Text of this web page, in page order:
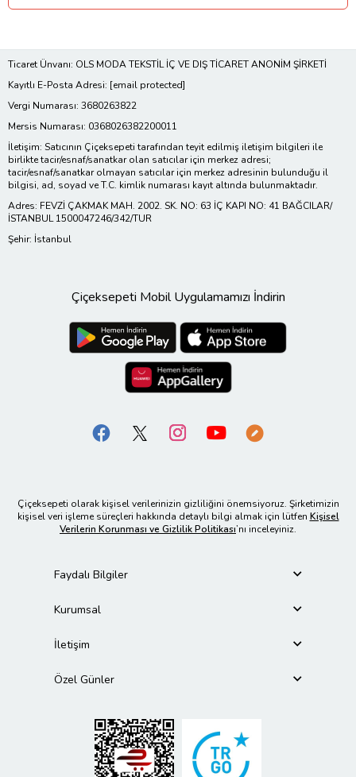
Ticaret Ünvanı: OLS MODA TEKSTİL İÇ VE DIŞ TİCARET ANONİM ŞİRKETİ
Kayıtlı E-Posta Adresi: [email protected]
Vergi Numarası: 3680263822
Mersis Numarası: 0368026382200011
İletişim: Satıcının Çiçeksepeti tarafından teyit edilmiş iletişim bilgileri ile
birlikte tacir/esnaf/sanatkar olan satıcılar için merkez adresi;
tacir/esnaf/sanatkar olmayan satıcılar için merkez adresinin bulunduğu il
bilgisi, ad, soyad ve T.C. kimlik numarası kayıt altında bulunmaktadır.
Adres: FEVZİ ÇAKMAK MAH. 2002. SK. NO: 63 İÇ KAPI NO: 41 BAĞCILAR/
İSTANBUL 1500047246/342/TUR
Şehir: İstanbul
Çiçeksepeti Mobil Uygulamamızı İndirin
Çiçeksepeti olarak kişisel verilerinizin gizliliğini önemsiyoruz. Şirketimizin
kişisel veri işleme süreçleri hakkında detaylı bilgi almak için lütfen Kişisel
Verilerin Korunması ve Gizlilik Politikası’nı inceleyiniz.
Faydalı Bilgiler
Kurumsal
İletişim
Özel Günler